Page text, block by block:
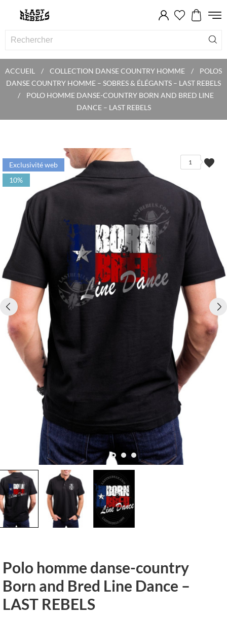
ACCUEIL COLLECTION DANSE COUNTRY HOMME
POLOS
DANSE COUNTRY HOMME – SOBRES & ÉLÉGANTS – LAST REBELS
POLO HOMME DANSE-COUNTRY BORN AND BRED LINE
DANCE – LAST REBELS
favorite
1
Exclusivité web
10%
Polo homme danse-country
Born and Bred Line Dance –
LAST REBELS